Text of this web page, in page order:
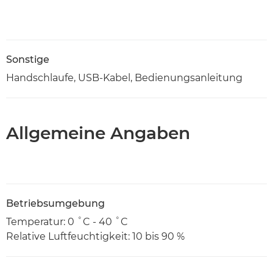
Sonstige
Handschlaufe, USB-Kabel, Bedienungsanleitung
Allgemeine Angaben
Betriebsumgebung
Temperatur: 0 ˚C - 40 ˚C
Relative Luftfeuchtigkeit: 10 bis 90 %